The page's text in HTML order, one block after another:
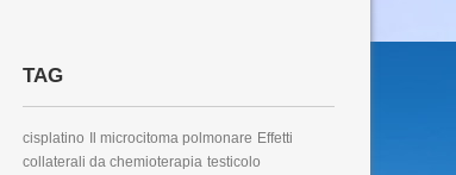
TAG
cisplatino Il microcitoma polmonare Effetti
collaterali da chemioterapia testicolo